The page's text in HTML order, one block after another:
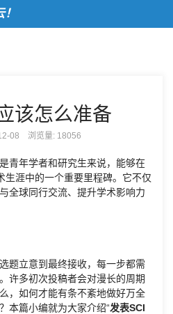
该怎么准备
08 浏览量: 18056
青年学者和研究生来说，能够在
生涯中的一个重要里程碑。它不仅
全球同行交流、提升学术影响力
题立意到最终接收，每一步都需
许多初次投稿者会对漫长的周期
，如何才能有条不紊地做好万全
本篇小编就为大家介绍“发表SCI